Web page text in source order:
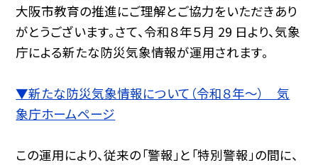
大阪市教育の推進にご理解とご協力をいただきあり
がとうございます。さて、令和８年５月 29 日より、気象
庁による新たな防災気象情報が運用されます。
▼新たな防災気象情報について（令和８年～） 気
象庁ホームページ
この運用により、従来の「警報」と「特別警報」の間に、